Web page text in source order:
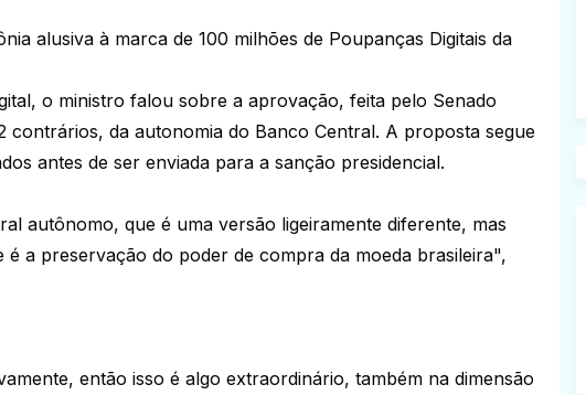
alusiva à marca de 100 milhões de Poupanças Digitais da
o ministro falou sobre a aprovação, feita pelo Senado
contrários, da autonomia do Banco Central. A proposta segue
antes de ser enviada para a sanção presidencial.
autônomo, que é uma versão ligeiramente diferente, mas
é a preservação do poder de compra da moeda brasileira",
então isso é algo extraordinário, também na dimensão